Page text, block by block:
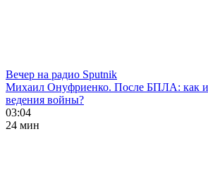
Вечер на радио Sputnik
Михаил Онуфриенко. После БПЛА: как
ведения войны?
03:04
24 мин